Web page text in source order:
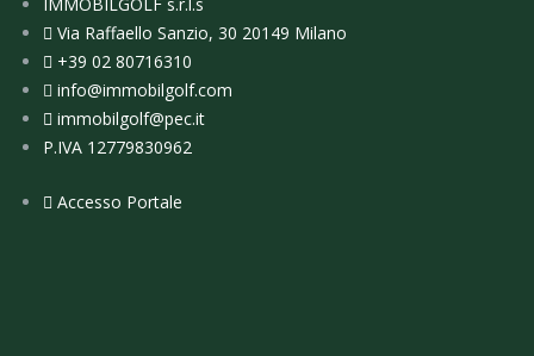
Via Raffaello Sanzio, 30 20149 Milano
+39 02 80716310
info@immobilgolf.com
immobilgolf@pec.it
P.IVA 12779830962
Accesso Portale